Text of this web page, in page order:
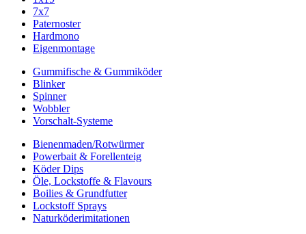
7x7
Paternoster
Hardmono
Eigenmontage
Gummifische & Gummiköder
Blinker
Spinner
Wobbler
Vorschalt-Systeme
Bienenmaden/Rotwürmer
Powerbait & Forellenteig
Köder Dips
Öle, Lockstoffe & Flavours
Boilies & Grundfutter
Lockstoff Sprays
Naturköderimitationen